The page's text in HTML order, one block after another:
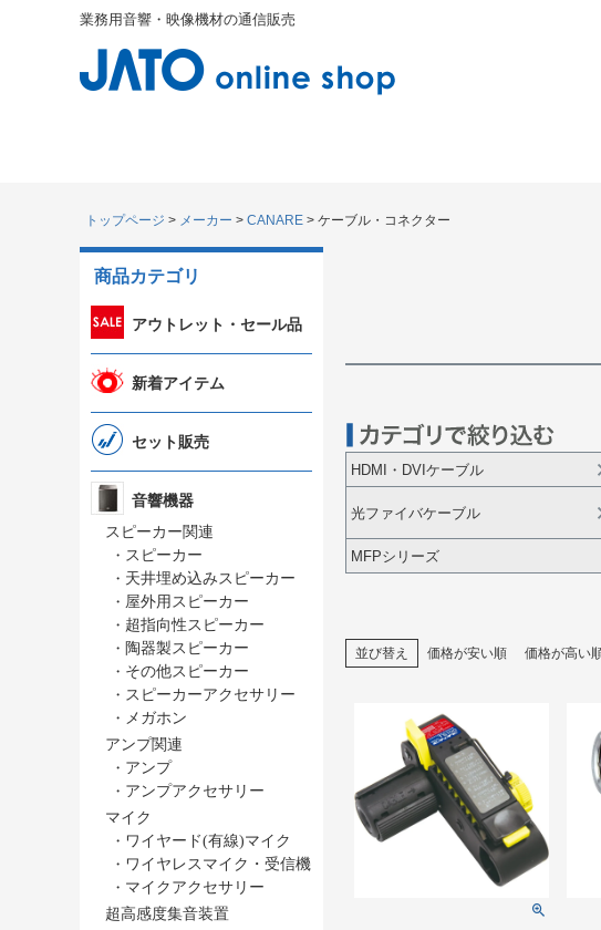
業務用音響・映像機材の通信販売
トップページ メーカー CANARE ケーブル・コネクター
商品カテゴリ
アウトレット・セール品
新着アイテム
セット販売
音響機器
スピーカー関連
・ スピーカー
・ 天井埋め込みスピーカー
・ 屋外用スピーカー
・ 超指向性スピーカー
・ 陶器製スピーカー
・ その他スピーカー
・ スピーカーアクセサリー
・ メガホン
アンプ関連
・ アンプ
・ アンプアクセサリー
マイク
・ ワイヤード(有線)マイク
・ ワイヤレスマイク・受信機
・ マイクアクセサリー
超高感度集音装置
HDMI・DVIケーブル
光ファイバケーブル
MFPシリーズ
並び替え 価格が安い順 価格が高い